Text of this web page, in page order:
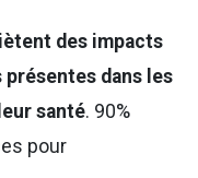
des impacts
dans les
santé. 90%
pour